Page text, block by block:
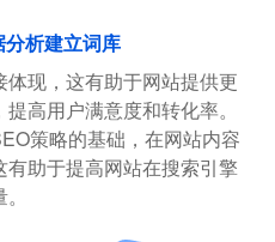
析建立词库
现，这有助于网站提供更
高用户满意度和转化率。
策略的基础，在网站内容
助于提高网站在搜索引擎